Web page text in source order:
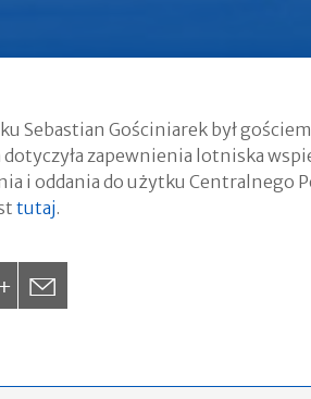
Sebastian Gościniarek był
dotyczyła zapewnienia lotniska
i oddania do użytku Centralnego
tutaj.